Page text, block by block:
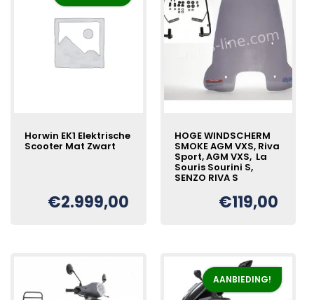
Horwin EK1 Elektrische
Scooter Mat Zwart
prijs
€2.999,00
prijs
HOGE WINDSCHERM
SMOKE AGM VXS, Riva
Sport, AGM VXS, La
Souris Sourini S,
SENZO RIVA S
€119,00
AANBIEDING!